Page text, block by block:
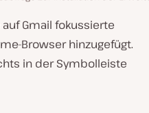
Gmail fokussierte
Browser hinzugefügt.
in der Symbolleiste